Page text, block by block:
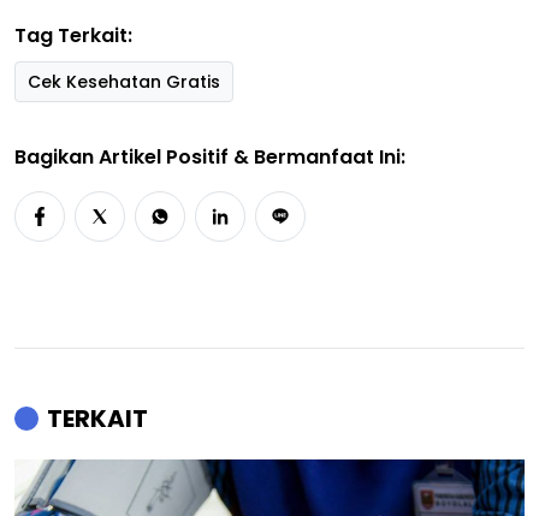
Tag Terkait:
Cek Kesehatan Gratis
Bagikan Artikel Positif & Bermanfaat Ini:
TERKAIT